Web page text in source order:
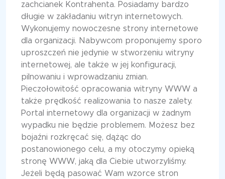
zachcianek Kontrahenta. Posiadamy bardzo
długie w zakładaniu witryn internetowych.
Wykonujemy nowoczesne strony internetowe
dla organizacji. Nabywcom proponujemy sporo
uproszczeń nie jedynie w stworzeniu witryny
internetowej, ale także w jej konfiguracji,
pilnowaniu i wprowadzaniu zmian.
Pieczołowitość opracowania witryny WWW a
także prędkość realizowania to nasze zalety.
Portal internetowy dla organizacji w żadnym
wypadku nie będzie problemem. Możesz bez
bojaźni rozkręcać się, dążąc do
postanowionego celu, a my otoczymy opieką
stronę WWW, jaką dla Ciebie utworzyliśmy.
Jeżeli będą pasować Wam wzorce stron